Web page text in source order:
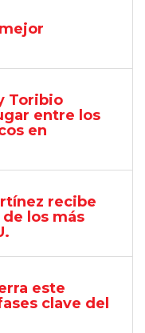
Toribio
entre los
en
recibe
los más
este
clave del